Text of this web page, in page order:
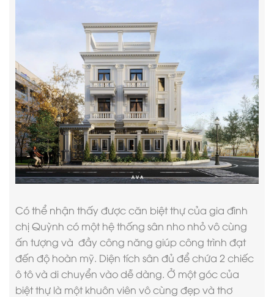
Có thể nhận thấy được căn biệt thự của gia đình
chị Quỳnh có một hệ thống sân nho nhỏ vô cùng
ấn tượng và đầy công năng giúp công trình đạt
đến độ hoàn mỹ. Diện tích sân đủ để chứa 2 chiếc
ô tô và di chuyển vào dễ dàng. Ở một góc của
biệt thự là một khuôn viên vô cùng đẹp và thơ